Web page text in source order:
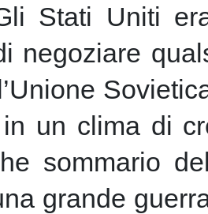
Stati Uniti
negoziare
un clima di
sommario
grande